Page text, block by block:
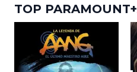
TOP PARAMOUNT+